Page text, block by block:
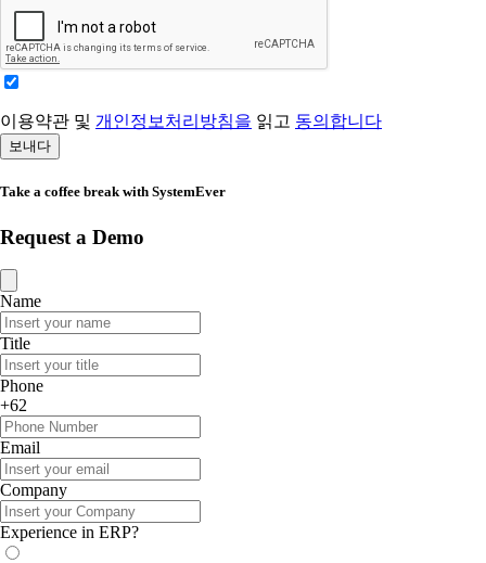
이용약관 및 개인정보처리방침을 읽고 동의합니다
보내다
Take a coffee break with SystemEver
Request a Demo
Name
Title
Phone
+62
Email
Company
Experience in ERP?